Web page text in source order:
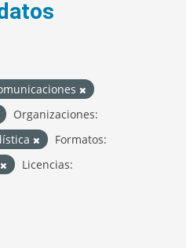
Organizaciones:
Formatos:
Licencias: